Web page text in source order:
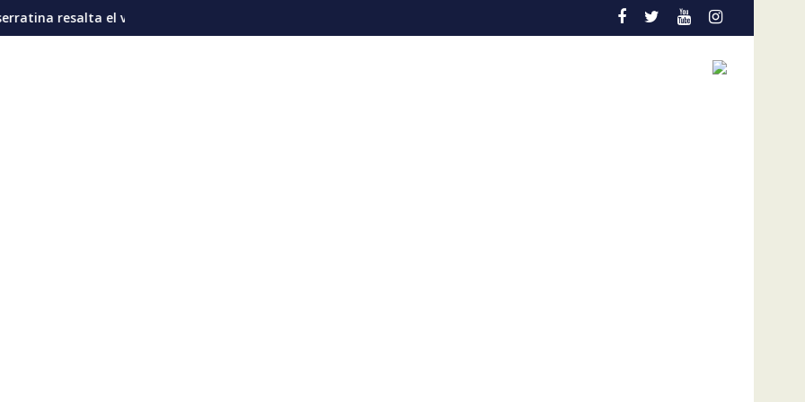
riesgo de “prolongar el poder” del Ejecutivo
de la proteína en la nutrición diaria del venezolano La FVF ratifica su respaldo absoluto a Gianni